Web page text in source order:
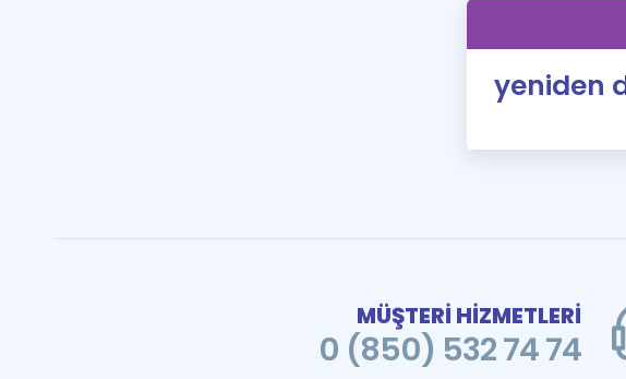
yeniden
MÜŞTERİ HİZMETLERİ
0 (850) 532 74 74